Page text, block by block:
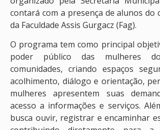
contará com a presença de alunos do
da Faculdade Assis Gurgacz (Fag).
O programa tem como principal
poder público das mulheres
comunidades, criando espaços
acolhimento, diálogo e orientação,
mulheres apresentem suas
acesso a informações e serviços.
busca ouvir, registrar e encaminhar